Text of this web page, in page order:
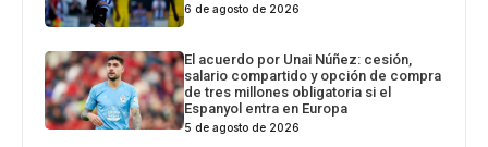
6 de agosto de 2026
El acuerdo por Unai Núñez: cesión,
salario compartido y opción de compra
de tres millones obligatoria si el
Espanyol entra en Europa
5 de agosto de 2026